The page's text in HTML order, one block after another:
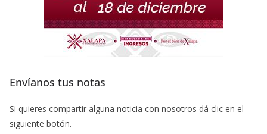
Envíanos tus notas
Si quieres compartir alguna noticia con nosotros dá clic en el
siguiente botón.